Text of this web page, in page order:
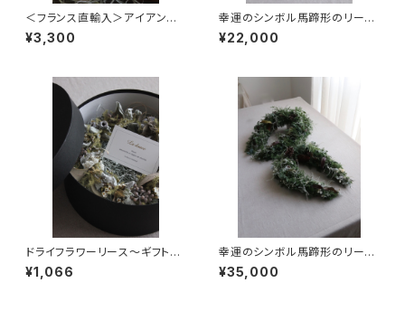
＜フランス直輸入＞アイアン製
オーナメント ハート
¥3,300
幸運のシンボル馬蹄形のリー
ス サイズベーシック
¥22,000
ドライフラワーリース〜ギフトボ
ックス
¥1,066
幸運のシンボル馬蹄形のリー
ス サイズグランド
¥35,000